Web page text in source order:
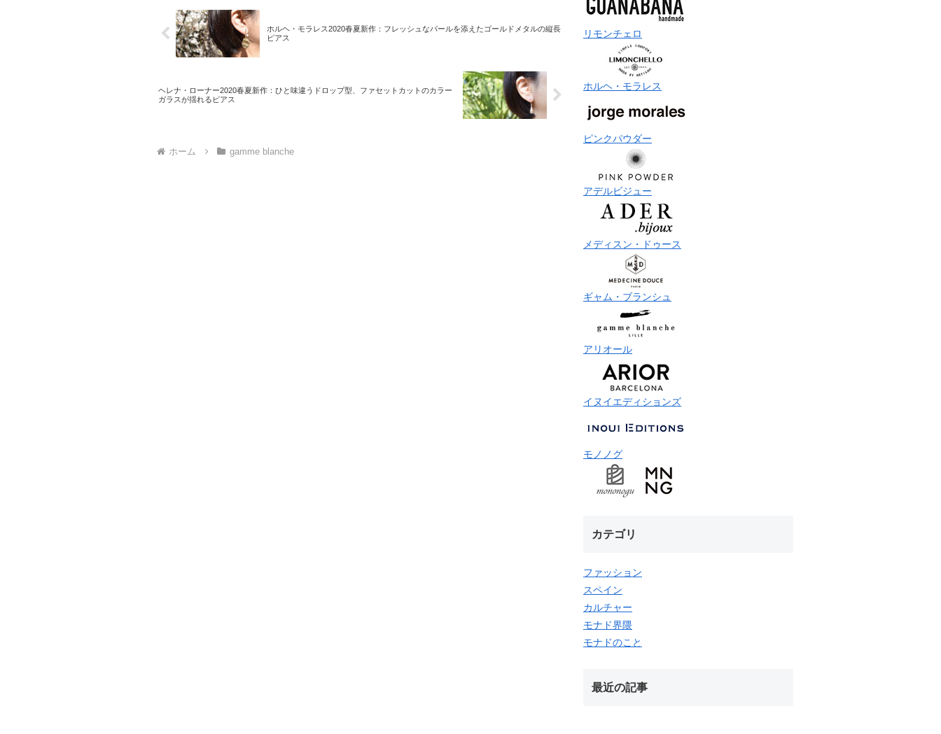
ホルヘ・モラレス2020春夏新作：フレッシュなパールを添えたゴールドメタルの縦長
ピアス
ヘレナ・ローナー2020春夏新作：ひと味違うドロップ型、ファセットカットのカラー
ガラスが揺れるピアス
ホーム gamme blanche
リモンチェロ
ホルヘ・モラレス
ピンクパウダー
アデルビジュー
メディスン・ドゥース
ギャム・ブランシュ
アリオール
イヌイエディションズ
モノノグ
カテゴリ
ファッション
スペイン
カルチャー
モナド界隈
モナドのこと
最近の記事